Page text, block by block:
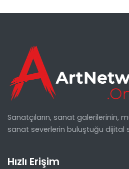
Sanatçıların, sanat galerilerinin,
sanat severlerin buluştuğu dijital
Hızlı Erişim